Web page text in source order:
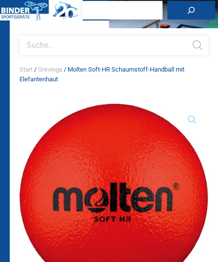
Inhalt
search
Start / Grevinga / Molten Soft-HR Schaumstoff-Handball mit
Elefantenhaut
Schaumstoff-
Handball
mit
Elefantenhaut
Menge